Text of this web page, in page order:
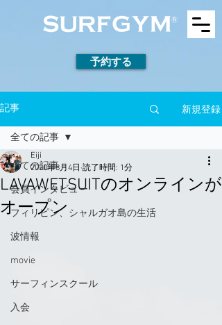
予約する
記事 新規登録
全ての記事
会員インタビュー
フィリピン、シャルガオ島の生活
波情報
movie
サーフィンスクール
入会
全ての記事
LAVAWETSUITのオンラインが
オープン
Eiji
2020年8月4日 読了時間: 1分